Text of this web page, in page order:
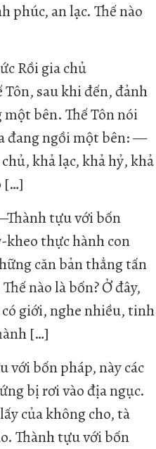
phúc, an lạc. Thế nào
Rồi gia chủ
sau khi đến, đảnh
bên. Thế Tôn nói
đang ngồi một bên: —
khả lạc, khả hỷ, khả
[…]
tựu với bốn
kheo thực hành con
căn bản thẳng tấn
nào là bốn? Ở đây,
giới, nghe nhiều, tinh
[…]
với bốn pháp, này các
bị rơi vào địa ngục.
của không cho, tà
Thành tựu với bốn